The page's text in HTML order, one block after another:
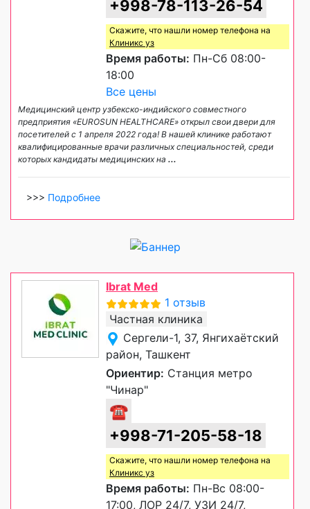
+998-78-113-26-54
Скажите, что нашли номер телефона на
Клиникс уз
Время работы: Пн-Сб 08:00-
18:00
Все цены
Медицинский центр узбекско-индийского совместного
предприятия «EUROSUN HEALTHCARE» открыл свои двери для
посетителей с 1 апреля 2022 года! В нашей клинике работают
квалифицированные врачи различных специальностей, среди
которых кандидаты медицинских на ...
>>> Подробнее
Ibrat Med
1 отзыв
Частная клиника
Сергели-1, 37, Янгихаётский
район, Ташкент
Ориентир: Станция метро
"Чинар"
☎
+998-71-205-58-18
Скажите, что нашли номер телефона на
Клиникс уз
Время работы: Пн-Вс 08:00-
17:00, ЛОР 24/7, УЗИ 24/7,